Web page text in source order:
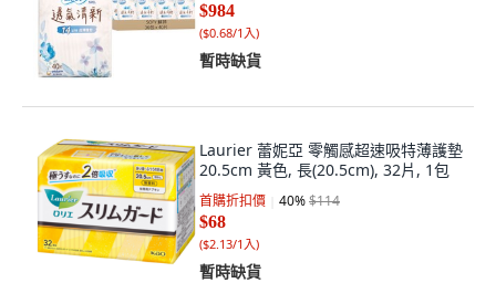
$984
($0.68/1入)
暫時缺貨
Laurier 蕾妮亞 零觸感超速吸特薄護墊
20.5cm 黃色, 長(20.5cm), 32片, 1包
首購折扣價 40%$114
$68
($2.13/1入)
暫時缺貨